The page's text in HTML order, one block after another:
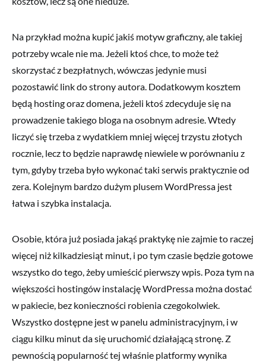
Na przykład można kupić jakiś motyw graficzny, ale takiej
potrzeby wcale nie ma. Jeżeli ktoś chce, to może też
skorzystać z bezpłatnych, wówczas jedynie musi
pozostawić link do strony autora. Dodatkowym kosztem
będą hosting oraz domena, jeżeli ktoś zdecyduje się na
prowadzenie takiego bloga na osobnym adresie. Wtedy
liczyć się trzeba z wydatkiem mniej więcej trzystu złotych
rocznie, lecz to będzie naprawdę niewiele w porównaniu z
tym, gdyby trzeba było wykonać taki serwis praktycznie od
zera. Kolejnym bardzo dużym plusem WordPressa jest
łatwa i szybka instalacja.
Osobie, która już posiada jakąś praktykę nie zajmie to raczej
więcej niż kilkadziesiąt minut, i po tym czasie będzie gotowe
wszystko do tego, żeby umieścić pierwszy wpis. Poza tym na
większości hostingów instalację WordPressa można dostać
w pakiecie, bez konieczności robienia czegokolwiek.
Wszystko dostępne jest w panelu administracyjnym, i w
ciągu kilku minut da się uruchomić działającą stronę. Z
pewnością popularność tej właśnie platformy wynika